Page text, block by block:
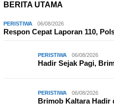
BERITA UTAMA
PERISTIWA 06/08/2026
Respon Cepat Laporan 110,
PERISTIWA 06/08/2026
Hadir Sejak Pagi,
PERISTIWA 06/08/2026
Brimob Kaltara